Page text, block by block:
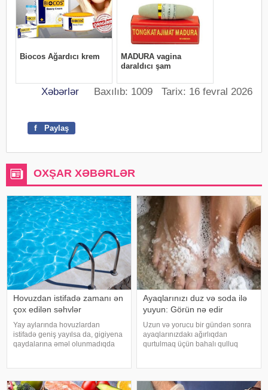
Xəbərlər Baxılıb: 1009 Tarix: 16 fevral 2026
f Paylaş
OXŞAR XƏBƏRLƏR
Hovuzdan istifadə zamanı ən
çox edilən səhvlər
Yay aylarında hovuzlardan
istifadə geniş yayılsa da, gigiyena
qaydalarına əməl olunmadıqda
sonra duş qəbul etmək, hovuz
Ayaqlarınızı duz və soda ilə
yuyun: Görün nə edir
Uzun və yorucu bir gündən sonra
ayaqlarınızdakı ağırlıqdan
qurtulmaq üçün bahalı qulluq
bilərsiniz. xəbər verir ki, çox vax